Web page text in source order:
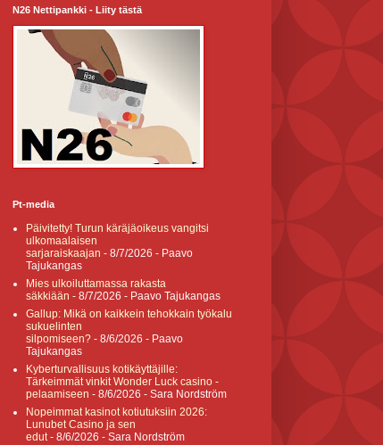
N26 Nettipankki - Liity tästä
Pt-media
Päivitetty! Turun käräjäoikeus vangitsi
ulkomaalaisen
sarjaraiskaajan - 8/7/2026 - Paavo
Tajukangas
Mies ulkoiluttamassa rakasta
säkkiään - 8/7/2026 - Paavo Tajukangas
Gallup: Mikä on kaikkein tehokkain työkalu
sukuelinten
silpomiseen? - 8/6/2026 - Paavo
Tajukangas
Kyberturvallisuus kotikäyttäjille:
Tärkeimmät vinkit Wonder Luck casino -
pelaamiseen - 8/6/2026 - Sara Nordström
Nopeimmat kasinot kotiutuksiin 2026:
Lunubet Casino ja sen
edut- 8/6/2026 - Sara Nordström